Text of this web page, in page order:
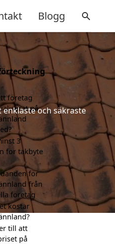
Blogg
och säkraste
företag
på
3
för takbyte
för
från
företag
kostar
till att
på